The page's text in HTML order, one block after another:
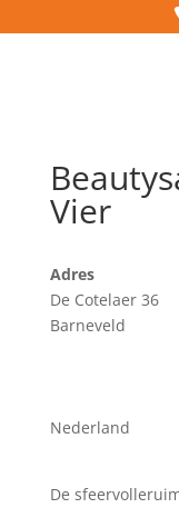
Vier
Adres
De Cotelaer 36
Barneveld
Nederland
De